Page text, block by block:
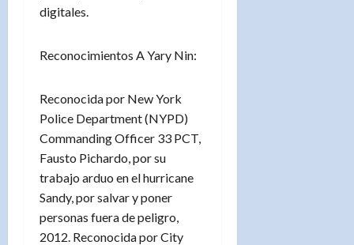
digitales.
Reconocimientos A Yary Nin:
Reconocida por New York
Police Department (NYPD)
Commanding Officer 33 PCT,
Fausto Pichardo, por su
trabajo arduo en el hurricane
Sandy, por salvar y poner
personas fuera de peligro,
2012. Reconocida por City